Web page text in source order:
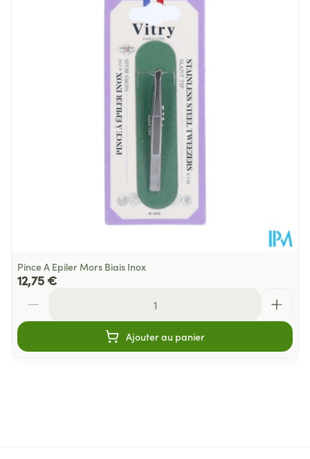
Température ambiante (15°C -
25°C)
Pince A Epiler Mors Biais Inox
12,75 €
Ajouter au panier